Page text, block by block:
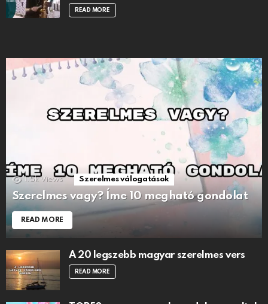
READ MORE
1.5k Views Szerelmes válogatások
Szerelmes vagy? Íme 10 megható gondolat
READ MORE
A 20 legszebb magyar szerelmes vers
READ MORE